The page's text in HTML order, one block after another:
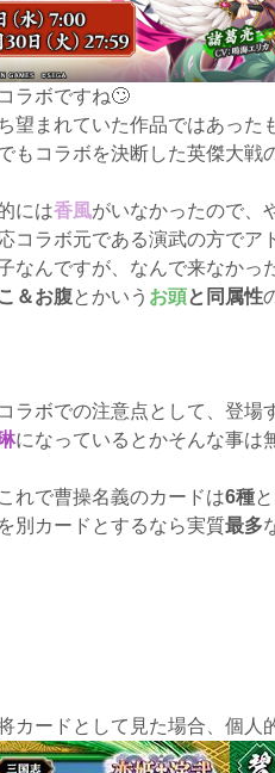
ラボですね🙄
望まれていた作品ではあった
もコラボを決断した英傑大戦
には香風がいなかったので、
コラボ元である演武の方でア
なんですが、なんで来なかっ
＆お腹とかいう お頭と同属性
ラボでの注意点として、登場
になっているとかそんな事は
れで曹操名義のカードは6種
別カードとするなら実質最多
カードとして見た場合、個人